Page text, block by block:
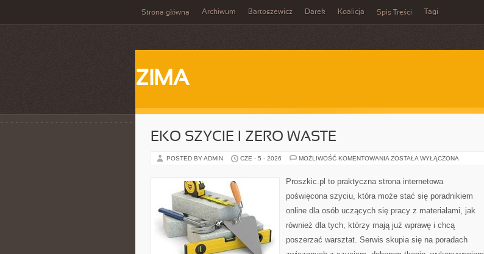
Strona główna Archiwum Bartoszewicz Darek Koalicja Spis Treści Tagi
ZIMA
EKO SZYCIE I ZERO WASTE
POSTED BY ADMIN CZE - 5 - 2026 MOŻLIWOŚĆ KOMENTOWANIA EKO
ZERO
WASTE
ZOSTAŁA WYŁĄCZONA
Proszkic.pl to praktyczna strona internetowa
poświęcona szyciu, która może stać się poradnikiem
online dla osób uczących się pracy z materiałami, jak
również dla tych, którzy mają już wprawę i chcą
poszerzać warsztat. Serwis skupia się na poradach